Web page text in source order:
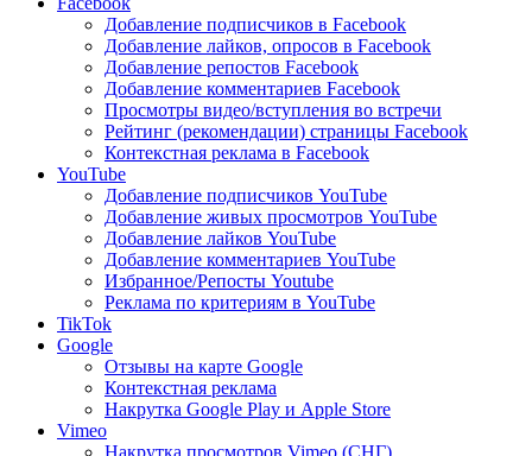
Добавление подписчиков в Facebook
Добавление лайков, опросов в Facebook
Добавление репостов Facebook
Добавление комментариев Facebook
Просмотры видео/вступления во встречи
Рейтинг (рекомендации) страницы Facebook
Контекстная реклама в Facebook
YouTube
Добавление подписчиков YouTube
Добавление живых просмотров YouTube
Добавление лайков YouTube
Добавление комментариев YouTube
Избранное/Репосты Youtube
Реклама по критериям в YouTube
TikTok
Google
Отзывы на карте Google
Контекстная реклама
Накрутка Google Play и Apple Store
Vimeo
Накрутка просмотров Vimeo (СНГ)